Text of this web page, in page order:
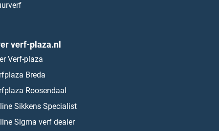
verf-plaza.nl
Verf-plaza
Breda
Roosendaal
Sikkens Specialist
Sigma verf dealer